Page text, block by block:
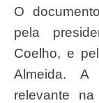
O documento foi assinado de forma online,
pela
Coelho, e
Almeida. A
relevante